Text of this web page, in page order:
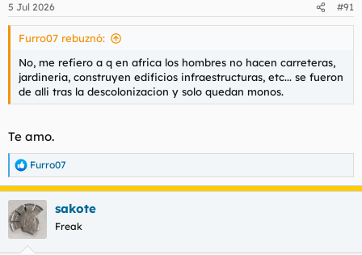
5 Jul 2026 #91
Furro07 rebuznó:
No, me refiero a q en africa los hombres no hacen carreteras,
jardineria, construyen edificios infraestructuras, etc... se fueron
de alli tras la descolonizacion y solo quedan monos.
Te amo.
R
e
a
c
c
i
Furro07
sakote
Freak